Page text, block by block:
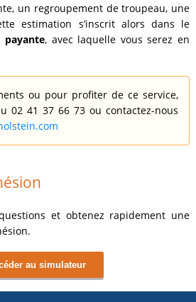
un regroupement de troupeau, une
estimation s’inscrit alors dans le
payante, avec laquelle vous serez en
ou pour profiter de ce service,
02 41 37 66 73 ou contactez-nous
et obtenez rapidement une
au simulateur